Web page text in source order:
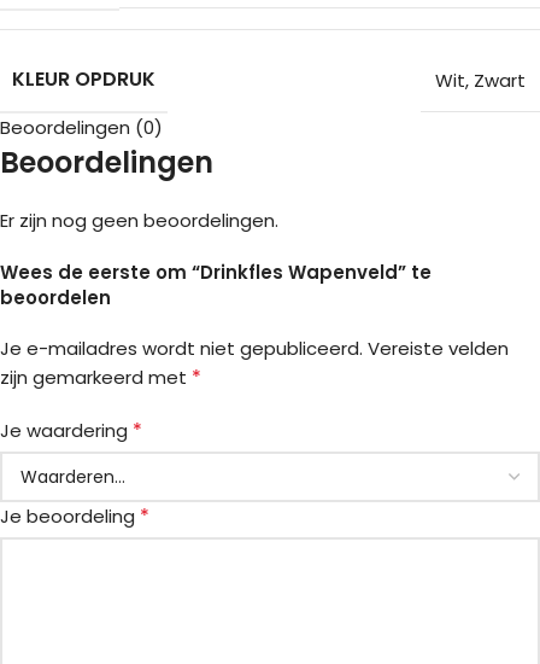
KLEUR OPDRUK Wit, Zwart
Beoordelingen (0)
Beoordelingen
Er zijn nog geen beoordelingen.
Wees de eerste om “Drinkfles Wapenveld” te
beoordelen
Je e-mailadres wordt niet gepubliceerd. Vereiste velden
zijn gemarkeerd met *
Je waardering *
Je beoordeling *